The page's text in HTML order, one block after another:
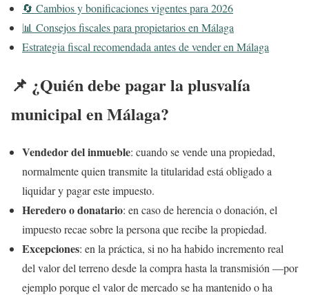
🔄 Cambios y bonificaciones vigentes para 2026
📊 Consejos fiscales para propietarios en Málaga
Estrategia fiscal recomendada antes de vender en Málaga
📌 ¿Quién debe pagar la plusvalía
municipal en Málaga?
Vendedor del inmueble: cuando se vende una propiedad,
normalmente quien transmite la titularidad está obligado a
liquidar y pagar este impuesto.
Heredero o donatario: en caso de herencia o donación, el
impuesto recae sobre la persona que recibe la propiedad.
Excepciones: en la práctica, si no ha habido incremento real
del valor del terreno desde la compra hasta la transmisión —por
ejemplo porque el valor de mercado se ha mantenido o ha